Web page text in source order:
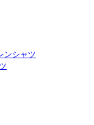
ンシャツ